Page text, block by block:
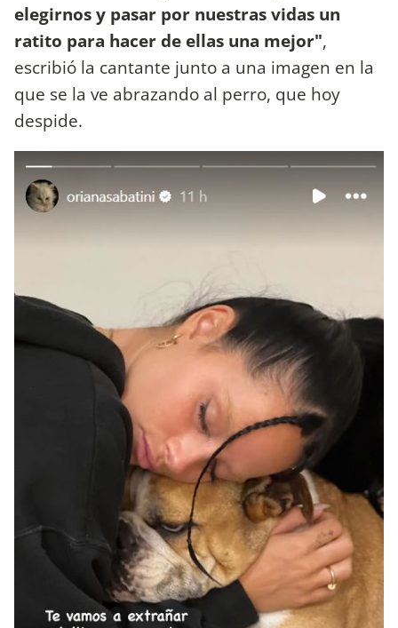
elegirnos y pasar por nuestras vidas un
ratito para hacer de ellas una mejor",
escribió la cantante junto a una imagen en la
que se la ve abrazando al perro, que hoy
despide.